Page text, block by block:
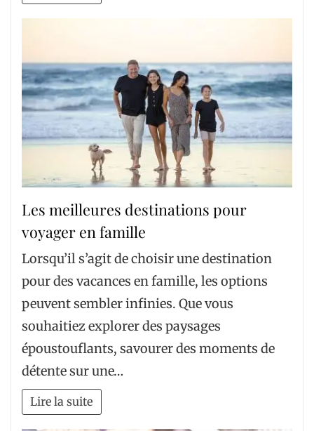
Les meilleures destinations pour
voyager en famille
Lorsqu’il s’agit de choisir une destination
pour des vacances en famille, les options
peuvent sembler infinies. Que vous
souhaitiez explorer des paysages
époustouflants, savourer des moments de
détente sur une…
Lire la suite